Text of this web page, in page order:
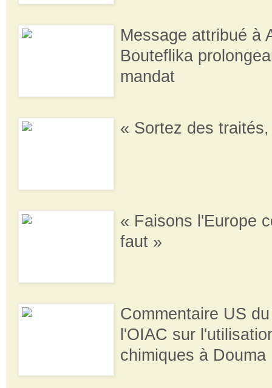
Message attribué à
Bouteflika
mandat
« Sortez des
« Faisons l'Europe
faut »
Commentaire US
l'OIAC sur
chimiques à Douma